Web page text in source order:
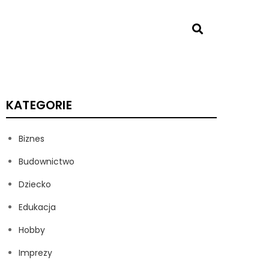
KATEGORIE
Biznes
Budownictwo
Dziecko
Edukacja
Hobby
Imprezy